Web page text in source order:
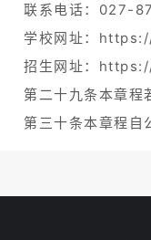
联系电话：027-
学校网址：
招生网址：
第二十九条本章程
第三十条本章程自